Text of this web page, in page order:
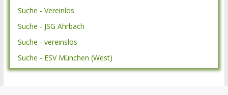
Suche - Vereinlos
Suche - JSG Ahrbach
Suche - vereinslos
Suche - ESV München (West)